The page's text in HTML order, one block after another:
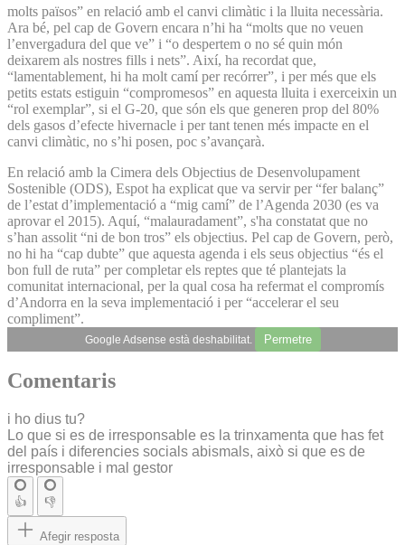
molts països” en relació amb el canvi climàtic i la lluita necessària.
Ara bé, pel cap de Govern encara n’hi ha “molts que no veuen
l’envergadura del que ve” i “o despertem o no sé quin món
deixarem als nostres fills i nets”. Així, ha recordat que,
“lamentablement, hi ha molt camí per recórrer”, i per més que els
petits estats estiguin “compromesos” en aquesta lluita i exerceixin un
“rol exemplar”, si el G-20, que són els que generen prop del 80%
dels gasos d’efecte hivernacle i per tant tenen més impacte en el
canvi climàtic, no s’hi posen, poc s’avançarà.
En relació amb la Cimera dels Objectius de Desenvolupament
Sostenible (ODS), Espot ha explicat que va servir per “fer balanç”
de l’estat d’implementació a “mig camí” de l’Agenda 2030 (es va
aprovar el 2015). Aquí, “malauradament”, s'ha constatat que no
s’han assolit “ni de bon tros” els objectius. Pel cap de Govern, però,
no hi ha “cap dubte” que aquesta agenda i els seus objectius “és el
bon full de ruta” per completar els reptes que té plantejats la
comunitat internacional, per la qual cosa ha refermat el compromís
d’Andorra en la seva implementació i per “accelerar el seu
compliment”.
Google Adsense està deshabilitat. Permetre
Comentaris
i ho dius tu?
Lo que si es de irresponsable es la trinxamenta que has fet
del país i diferencies socials abismals, això si que es de
irresponsable i mal gestor
👍 👎
Afegir resposta